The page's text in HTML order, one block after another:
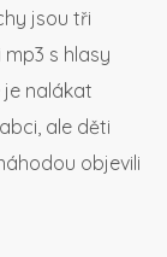
jsou tři
mp3 s hlasy
je nalákat
ale děti
objevili